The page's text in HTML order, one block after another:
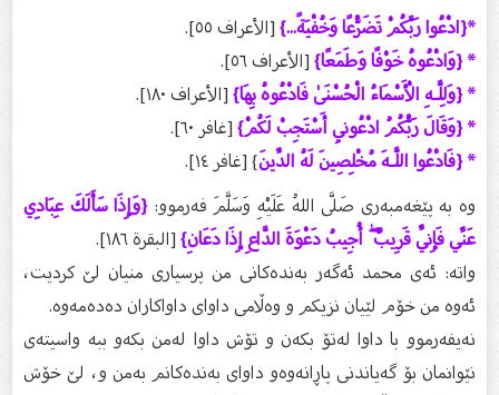
*{ادْعُوا رَبَّكُمْ تَضَرُّعًا وَخُفْيَةً...}[الأعراف ٥٥].
* {وَادْعُوهُ خَوْفًا وَطَمَعًا}[الأعراف ٥٦].
* {وَلِلَّـهِ الْأَسْمَاءُ الْحُسْنَىٰ فَادْعُوهُ بِهَا}[الأعراف ١٨٠].
* {وَقَالَ رَبُّكُمُ ادْعُونِي أَسْتَجِبْ لَكُمْ}[غافر ٦٠].
* {فَادْعُوا اللَّـهَ مُخْلِصِينَ لَهُ الدِّينَ} [غافر ١٤].
وە بە پێغەمبەری صَلَّى اللهُ عَلَيْهِ وَسَلَّمَ فەرموو:{وَإِذَا سَأَلَكَ عِبَادِي
عَنِّي فَإِنِّي قَرِيبٌ ۖ أُجِيبُ دَعْوَةَ الدَّاعِ إِذَا دَعَانِ}[البقرة ١٨٦].
واتە: ئەی محمد ئەگەر بەندەكانی من پرسیاری منیان لێ‌ كردیت،
ئەوە من خۆم لێیان نزیكم و وەڵامی داوای داواكاران دەدەمەوە.
نەیفەرموو با داوا لەتۆ بكەن و تۆش داوا لەمن بكەو ببە واسیتەی
نێوانمان بۆ گەیاندنی پاڕانەوەو داوای بەندەكانم بەمن و، لێ‌ خۆش